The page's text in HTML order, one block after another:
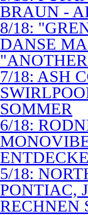
BRAUN -
8/18:
DANSE
7/18: ASH
SOMMER
6/18:
5/18:
PONTIAC,
RECHNEN